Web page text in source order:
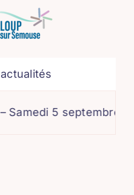
5 septembre |